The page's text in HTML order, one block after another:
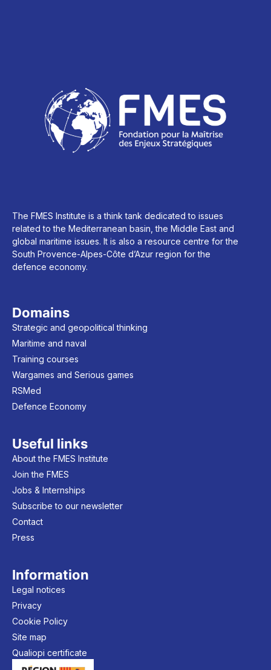
The FMES Institute is a think tank dedicated to issues
related to the Mediterranean basin, the Middle East and
global maritime issues. It is also a resource centre for the
South Provence-Alpes-Côte d’Azur region for the
defence economy.
Domains
Strategic and geopolitical thinking
Maritime and naval
Training courses
Wargames and Serious games
RSMed
Defence Economy
Useful links
About the FMES Institute
Join the FMES
Jobs & Internships
Subscribe to our newsletter
Contact
Press
Information
Legal notices
Privacy
Cookie Policy
Site map
Qualiopi certificate